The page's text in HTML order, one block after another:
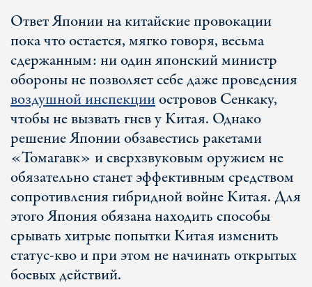
Ответ Японии на китайские провокации
пока что остается, мягко говоря, весьма
сдержанным: ни один японский министр
обороны не позволяет себе даже проведения
воздушной инспекцииостровов Сенкаку,
чтобы не вызвать гнев у Китая. Однако
решение Японии обзавестись ракетами
«Томагавк» и сверхзвуковым оружием не
обязательно станет эффективным средством
сопротивления гибридной войне Китая. Для
этого Япония обязана находить способы
срывать хитрые попытки Китая изменить
статус-кво и при этом не начинать открытых
боевых действий.